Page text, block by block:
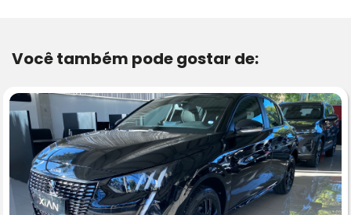
Você também pode gostar de: